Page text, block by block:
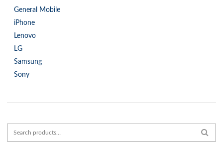
General Mobile
iPhone
Lenovo
LG
Samsung
Sony
Search for: